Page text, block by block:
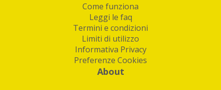
Come funziona
Leggi le faq
Termini e condizioni
Limiti di utilizzo
Informativa Privacy
Preferenze Cookies
About